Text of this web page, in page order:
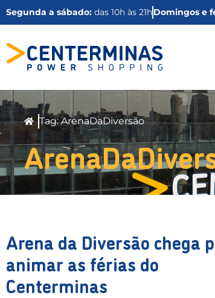
Segunda a sábado: das 10h às 21hDomingos e
Tag: ArenaDaDiversão
Arena da Diversão chega
animar as férias do
Centerminas